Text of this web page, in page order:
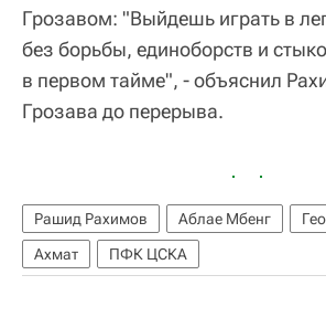
Грозавом: "Выйдешь играть в
без борьбы, единоборств и
в первом тайме", - объяснил
Грозава до перерыва.
Рашид Рахимов Аблае Мбенг
Ахмат
ПФК ЦСКА